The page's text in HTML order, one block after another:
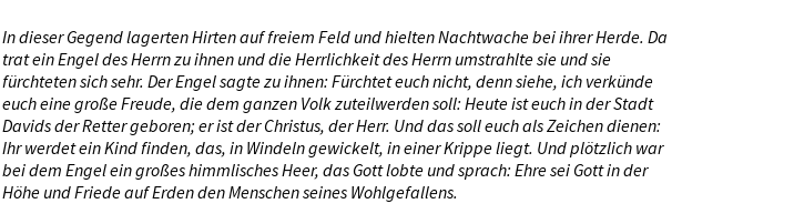
In dieser Gegend lagerten Hirten auf freiem Feld und hielten Nachtwache bei ihrer Herde. Da
trat ein Engel des Herrn zu ihnen und die Herrlichkeit des Herrn umstrahlte sie und sie
fürchteten sich sehr. Der Engel sagte zu ihnen: Fürchtet euch nicht, denn siehe, ich verkünde
euch eine große Freude, die dem ganzen Volk zuteilwerden soll: Heute ist euch in der Stadt
Davids der Retter geboren; er ist der Christus, der Herr. Und das soll euch als Zeichen dienen:
Ihr werdet ein Kind finden, das, in Windeln gewickelt, in einer Krippe liegt. Und plötzlich war
bei dem Engel ein großes himmlisches Heer, das Gott lobte und sprach: Ehre sei Gott in der
Höhe und Friede auf Erden den Menschen seines Wohlgefallens.